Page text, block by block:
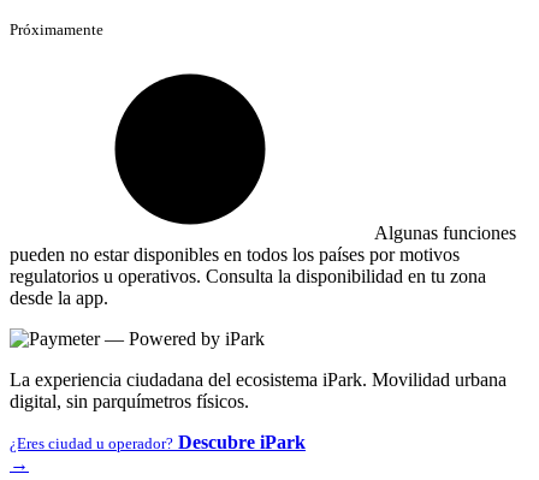
Próximamente
Algunas funciones
pueden no estar disponibles en todos los países por motivos
regulatorios u operativos. Consulta la disponibilidad en tu zona
desde la app.
La experiencia ciudadana del ecosistema iPark. Movilidad urbana
digital, sin parquímetros físicos.
¿Eres ciudad u operador? Descubre iPark
→